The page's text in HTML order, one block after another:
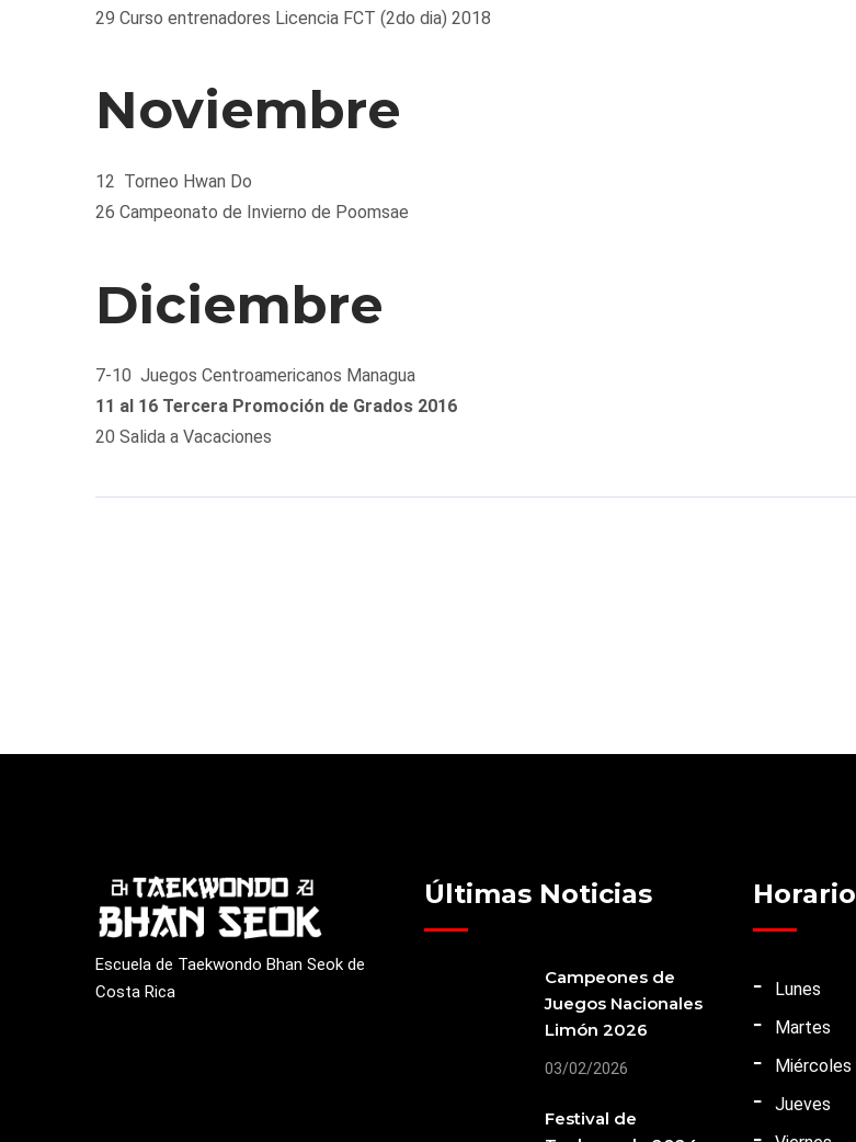
29 Curso entrenadores Licencia FCT (2do dia) 2018
Noviembre
12 Torneo Hwan Do
26 Campeonato de Invierno de Poomsae
Diciembre
7-10 Juegos Centroamericanos Managua
11 al 16 Tercera Promoción de Grados 2016
20 Salida a Vacaciones
Escuela de Taekwondo Bhan Seok de
Costa Rica
Últimas Noticias
Campeones de
Juegos Nacionales
Limón 2026
03/02/2026
Festival de
Horario
Lunes
Martes
Miércoles
Jueves